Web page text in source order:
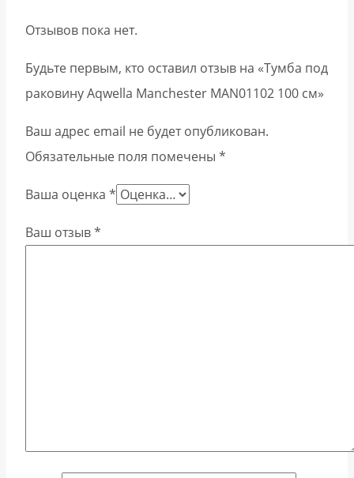
Отзывов пока нет.
Будьте первым, кто оставил отзыв на «Тумба под
раковину Aqwella Manchester MAN01102 100 см»
Ваш адрес email не будет опубликован.
Обязательные поля помечены *
Ваша оценка *
Ваш отзыв*